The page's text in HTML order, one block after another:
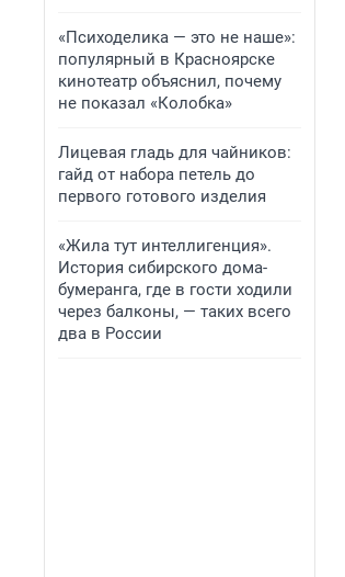
«Психоделика — это не наше»:
популярный в Красноярске
кинотеатр объяснил, почему
не показал «Колобка»
Лицевая гладь для чайников:
гайд от набора петель до
первого готового изделия
«Жила тут интеллигенция».
История сибирского дома-
бумеранга, где в гости ходили
через балконы, — таких всего
два в России